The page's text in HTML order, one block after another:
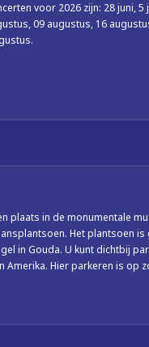
voor 2026 zijn: 28 juni, 5
09 augustus, 16
plaats in de monumentale
Het plantsoen is
in Gouda. U kunt dichtbij
Amerika. Hier parkeren is op